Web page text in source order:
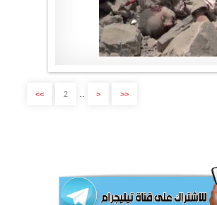
موقع لا الأخباري
.
<<
<
2
>>